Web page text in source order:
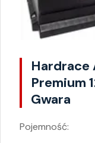
Hardrace
Premium
Gwara
Pojemność: